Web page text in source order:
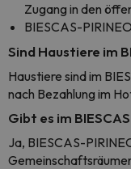
Zugang in den
BIESCAS-
Sind Haustiere im
Haustiere sind im
nach Bezahlung im
Gibt es im
Ja, BIESCAS-